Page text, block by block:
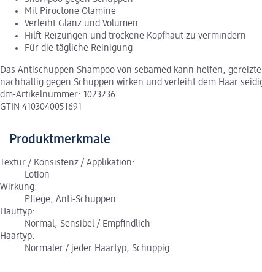
Mit Piroctone Olamine
Verleiht Glanz und Volumen
Hilft Reizungen und trockene Kopfhaut zu vermindern
Für die tägliche Reinigung
Das Antischuppen Shampoo von sebamed kann helfen,
nachhaltig gegen Schuppen wirken und verleiht dem Haar
dm-Artikelnummer: 1023236
GTIN 4103040051691
Produktmerkmale
Textur / Konsistenz / Applikation:
Lotion
Wirkung:
Pflege, Anti-Schuppen
Hauttyp:
Normal, Sensibel / Empfindlich
Haartyp:
Normaler / jeder Haartyp, Schuppig